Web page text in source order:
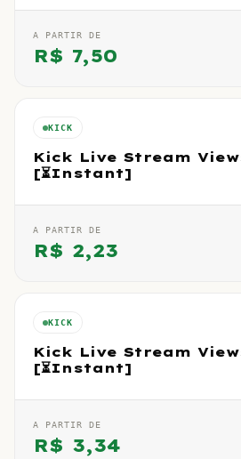
A PARTIR DE
R$ 7,50
KICK
Kick Live Stream
[⏳Instant]
A PARTIR DE
R$ 2,23
KICK
Kick Live Stream
[⏳Instant]
A PARTIR DE
R$ 3,34